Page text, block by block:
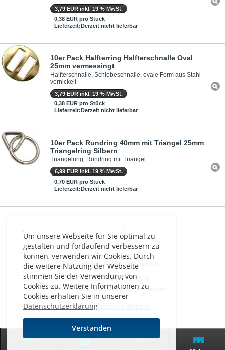
Um unsere Webseite für Sie optimal zu
gestalten und fortlaufend verbessern zu
können, verwenden wir Cookies. Durch
die weitere Nutzung der Webseite
stimmen Sie der Verwendung von
Cookies zu. Weitere Informationen zu
Cookies erhalten Sie in unserer
Datenschutzerklärung
Verstanden
3,79 EUR inkl. 19 % MwSt.
0,38 EUR pro Stück
Lieferzeit:Derzeit nicht lieferbar
10er Pack Halfterring Halfterschnalle Oval
25mm vermessingt
Halfterschnalle, Schiebeschnalle, ovale Form aus Stahl
vernickelt
3,79 EUR inkl. 19 % MwSt.
0,38 EUR pro Stück
Lieferzeit:Derzeit nicht lieferbar
10er Pack Rundring 40mm mit Triangel 25mm
Triangelring Silbern
Triangelring, Rundring mit Triangel
6,99 EUR inkl. 19 % MwSt.
0,70 EUR pro Stück
Lieferzeit:Derzeit nicht lieferbar
Impressum-AGB-Datenschutz
THAL VERSAND © 2026
Alle Preise inkl. MwSt. zzgl. Versand
Zur klassischen Website